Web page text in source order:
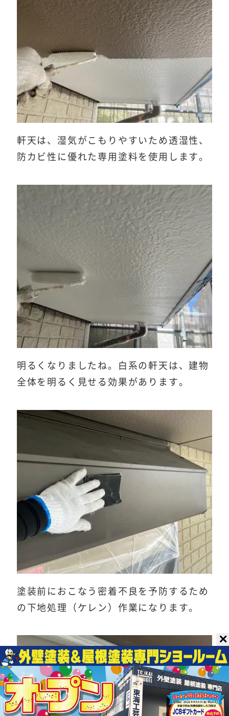
軒天は、湿気がこもりやすいため透湿性、
防カビ性に優れた専用塗料を使用します。
明るくなりましたね。白系の軒天は、建物
全体を明るく見せる効果があります。
塗装前におこなう密着不良を予防するため
の下地処理（ケレン）作業になります。
✕